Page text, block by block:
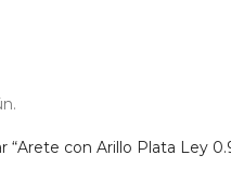
“Arete con Arillo Plata Ley